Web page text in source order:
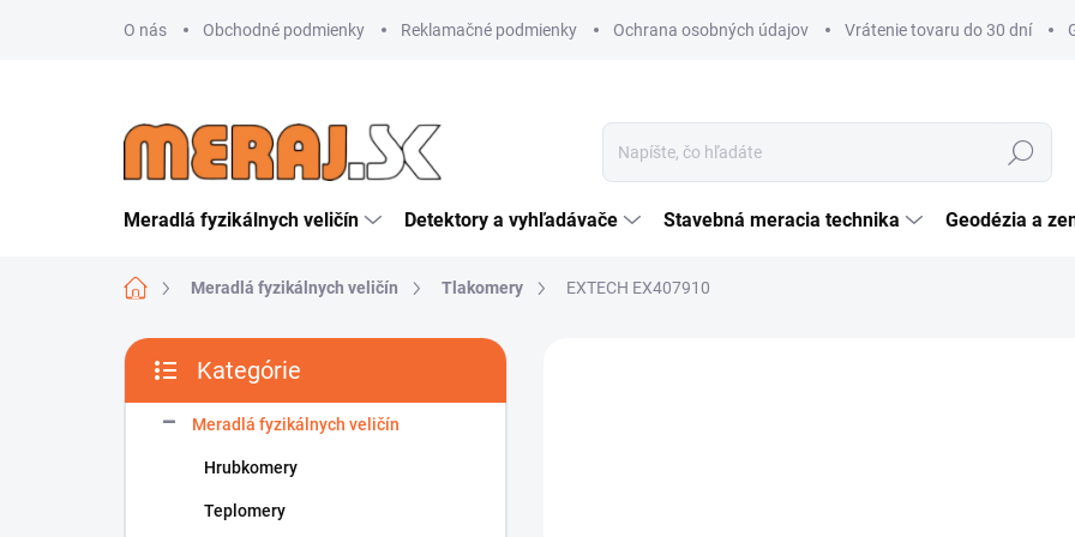
O nás Obchodné podmienky Reklamačné podmienky Ochrana osobných údajov Vrátenie tovaru do 30 dní
Hľadať
Meradlá fyzikálnych veličín Detektory a vyhľadávače Stavebná meracia technika Geodézia a
DomovMeradlá fyzikálnych veličín Tlakomery EXTECH EX407910
B
č
kategórie
Kategórie
Meradlá fyzikálnych veličín
Hrubkomery
Teplomery